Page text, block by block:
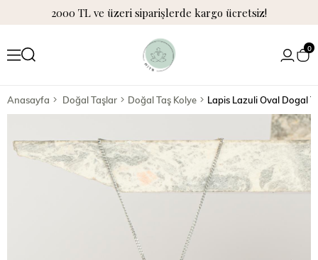
2000 TL ve üzeri siparişlerde kargo ücretsiz!
0
Anasayfa Doğal Taşlar Doğal Taş Kolye Lapis Lazuli Oval Dogal